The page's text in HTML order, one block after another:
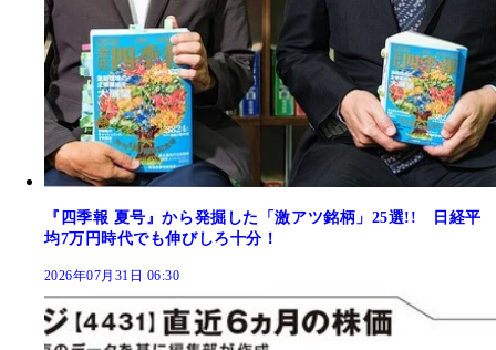
『四季報 夏号』から発掘した「激アツ銘柄」25選!! 日経平
均7万円時代でも伸びしろ十分！
2026年07月31日 06:30